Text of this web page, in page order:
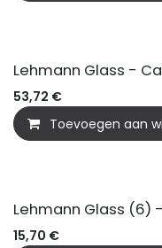
Lehmann Glass -
53,72 €
Toevoegen aan
Lehmann Glass (6)
15,70 €